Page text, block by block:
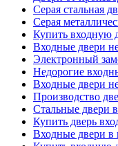
Серая стальная
Серая
Купить входную
Входные двери
Электронный
Недорогие
Входные двери
Производство
Стальные двери
Купить дверь
Входные двери в